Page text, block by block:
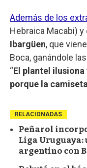
Además de los
Hebraica Macabi)
Ibargüen, que
Boca, ganándole
“El plantel ilusiona
porque la
RELACIONADAS
Peñarol
Liga Uruguaya:
argentino con